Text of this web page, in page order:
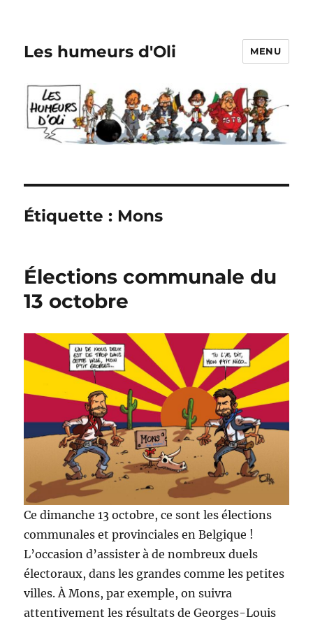
Les humeurs d'Oli MENU
Étiquette : Mons
Élections communale du
13 octobre
Ce dimanche 13 octobre, ce sont les élections
communales et provinciales en Belgique !
L’occasion d’assister à de nombreux duels
électoraux, dans les grandes comme les petites
villes. À Mons, par exemple, on suivra
attentivement les résultats de Georges-Louis